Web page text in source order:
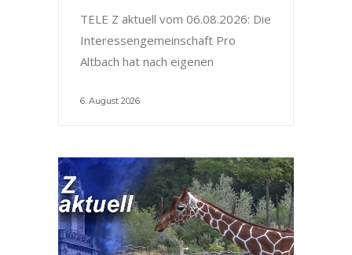
TELE Z aktuell vom 06.08.2026: Die
Interessengemeinschaft Pro
Altbach hat nach eigenen
6. August 2026